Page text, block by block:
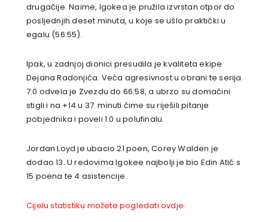
drugačije. Naime, Igokea je pružila izvrstan otpor do
posljednjih deset minuta, u koje se ušlo praktički u
egalu (56:55).
Ipak, u zadnjoj dionici presudila je kvaliteta ekipe
Dejana Radonjića. Veća agresivnost u obrani te serija
7:0 odvela je Zvezdu do 66:58, a ubrzo su domaćini
stigli i na +14 u 37. minuti čime su riješili pitanje
pobjednika i poveli 1:0 u polufinalu.
Jordan Loyd je ubacio 21 poen, Corey Walden je
dodao 13. U redovima Igokee najbolji je bio Edin Atić s
15 poena te 4 asistencije.
Cijelu statistiku možete pogledati ovdje.